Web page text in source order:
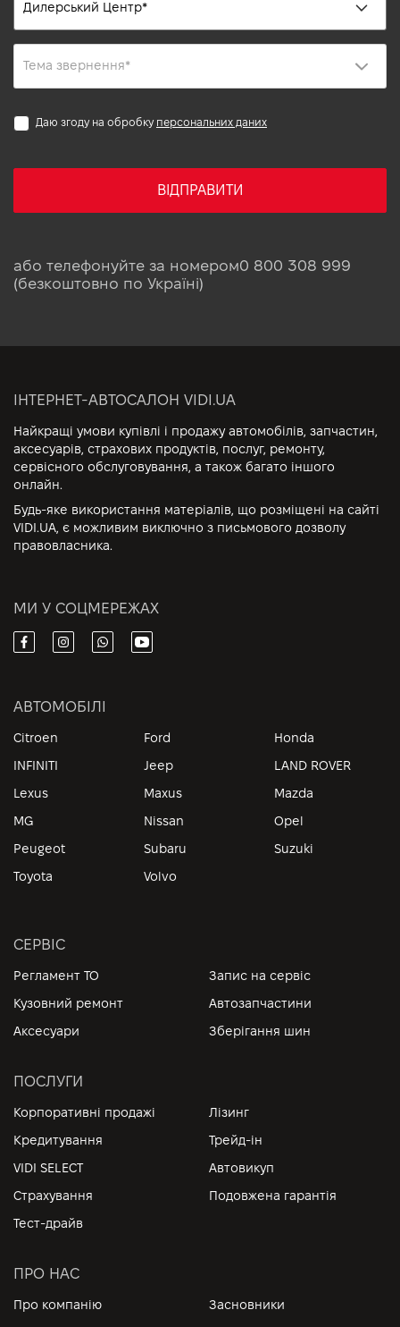
Даю згоду на обробку персональних даних
ВІДПРАВИТИ
або телефонуйте за номером0 800 308 999
(безкоштовно по Україні)
ІНТЕРНЕТ-АВТОСАЛОН VIDI.UA
Найкращі умови купівлі і продажу автомобілів, запчастин,
аксесуарів, страхових продуктів, послуг, ремонту,
сервісного обслуговування, а також багато іншого
онлайн.
Будь-яке використання матеріалів, що розміщені на сайті
VIDI.UA, є можливим виключно з письмового дозволу
правовласника.
МИ У СОЦМЕРЕЖАХ
АВТОМОБІЛІ
Citroen Ford
Honda
INFINITI
Jeep
LAND ROVER
Lexus
Maxus
Mazda
MG
Nissan
Opel
Peugeot
Subaru
Suzuki
Toyota
Volvo
СЕРВІС
Регламент ТО
Запис на сервіс
Кузовний ремонт
Автозапчастини
Аксесуари
Зберігання шин
ПОСЛУГИ
Корпоративні продажі
Лізинг
Кредитування
Трейд-ін
VIDI SELECT
Автовикуп
Страхування
Подовжена гарантія
Тест-драйв
ПРО НАС
Про компанію
Засновники